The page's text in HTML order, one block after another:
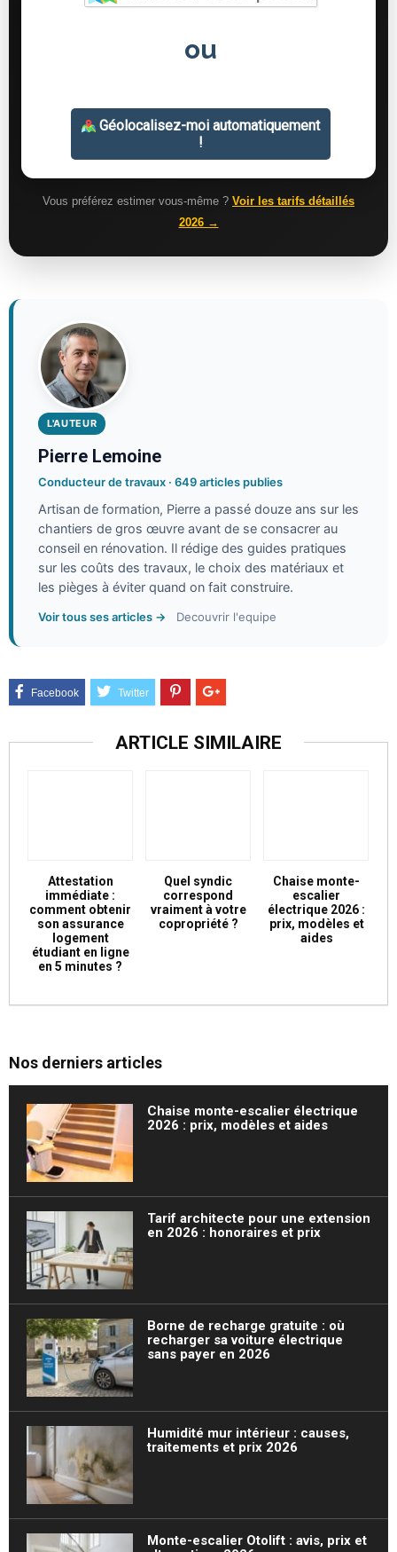
Vous préférez estimer vous-même ? Voir les tarifs détaillés
2026 →
L'AUTEUR
Pierre Lemoine
Conducteur de travaux · 649 articles publies
Artisan de formation, Pierre a passé douze ans sur les
chantiers de gros œuvre avant de se consacrer au
conseil en rénovation. Il rédige des guides pratiques
sur les coûts des travaux, le choix des matériaux et
les pièges à éviter quand on fait construire.
Voir tous ses articles → Decouvrir l'equipe
ARTICLE SIMILAIRE
Attestation
immédiate :
comment obtenir
son assurance
logement
étudiant en ligne
en 5 minutes ?
Quel syndic
correspond
vraiment à votre
copropriété ?
Chaise monte-
escalier
électrique 2026 :
prix, modèles et
aides
Nos derniers articles
Chaise monte-escalier électrique
2026 : prix, modèles et aides
Tarif architecte pour une extension
en 2026 : honoraires et prix
Borne de recharge gratuite : où
recharger sa voiture électrique
sans payer en 2026
Humidité mur intérieur : causes,
traitements et prix 2026
Monte-escalier Otolift : avis, prix et